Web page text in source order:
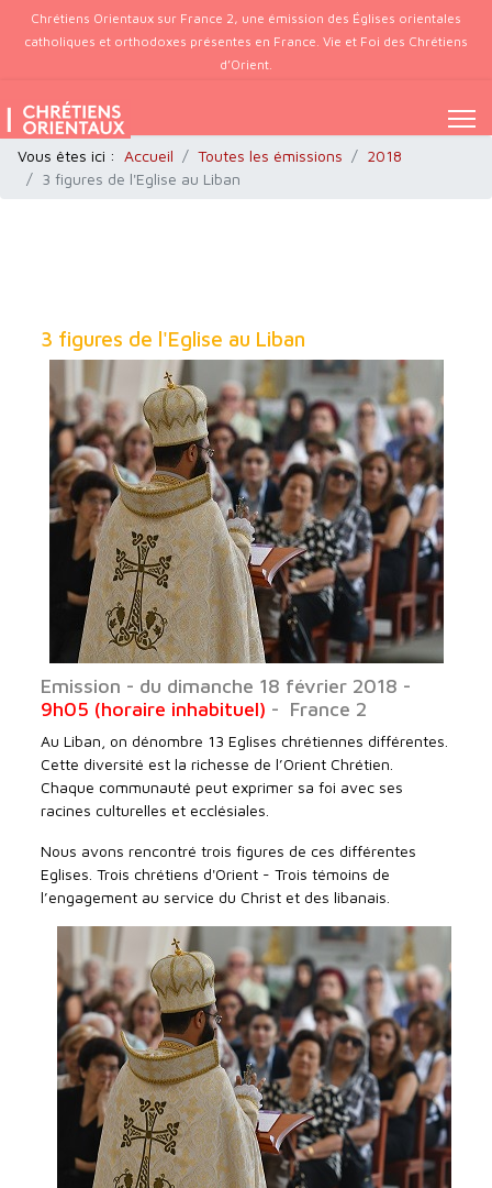
Chrétiens Orientaux sur France 2, une émission des Églises orientales
catholiques et orthodoxes présentes en France. Vie et Foi des Chrétiens
d’Orient.
Vous êtes ici : Accueil Toutes les émissions
2018
3 figures de l'Eglise au Liban
3 figures de l'Eglise au Liban
Emission - du dimanche 18 février 2018 -
9h05 (horaire inhabituel) - France 2
Au Liban, on dénombre 13 Eglises chrétiennes différentes.
Cette diversité est la richesse de l’Orient Chrétien.
Chaque communauté peut exprimer sa foi avec ses
racines culturelles et ecclésiales.
Nous avons rencontré trois figures de ces différentes
Eglises. Trois chrétiens d'Orient - Trois témoins de
l’engagement au service du Christ et des libanais.